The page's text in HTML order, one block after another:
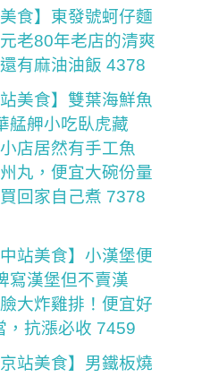
食】東發號蚵仔麵
老80年老店的清爽
有麻油油飯 4378
美食】雙葉海鮮魚
艋舺小吃臥虎藏
店居然有手工魚
丸，便宜大碗份量
回家自己煮 7378
站美食】小漢堡便
寫漢堡但不賣漢
大炸雞排！便宜好
，抗漲必收 7459
站美食】男鐵板燒